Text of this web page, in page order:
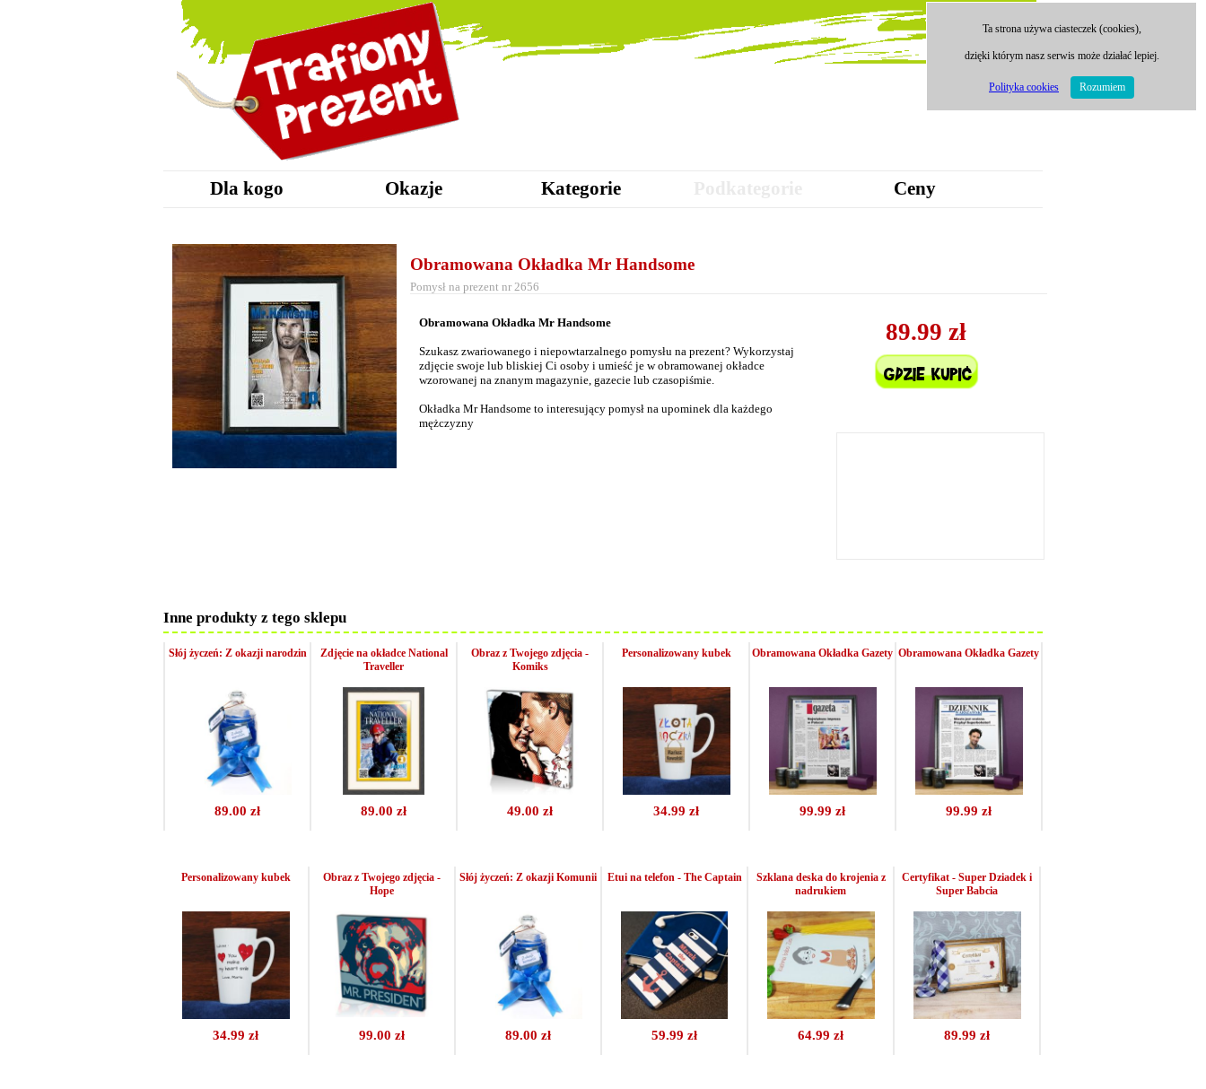
Dla kogo Okazje Kategorie Ceny
Obramowana Okładka Mr Handsome
Pomysł na prezent nr 2656
89.99 zł
Obramowana Okładka Mr Handsome
Szukasz zwariowanego i niepowtarzalnego pomysłu na prezent? Wykorzystaj
zdjęcie swoje lub bliskiej Ci osoby i umieść je w obramowanej okładce
wzorowanej na znanym magazynie, gazecie lub czasopiśmie.
Okładka Mr Handsome to interesujący pomysł na upominek dla każdego
mężczyzny
Inne produkty z tego sklepu
89.00 zł
Słój życzeń: Z okazji narodzin
89.00 zł
Zdjęcie na okładce National
Traveller
49.00 zł
Obraz z Twojego zdjęcia -
Komiks
34.99 zł
Personalizowany kubek
99.99 zł
Obramowana Okładka Gazety
99.99 zł
Obramowana Okładka Gazety
34.99 zł
Personalizowany kubek
99.00 zł
Obraz z Twojego zdjęcia -
Hope
89.00 zł
Słój życzeń: Z okazji Komunii
59.99 zł
Etui na telefon - The Captain
64.99 zł
Szklana deska do krojenia z
nadrukiem
89.99 zł
Certyfikat - Super Dziadek i
Super Babcia
Ta strona używa ciasteczek (cookies),
dzięki którym nasz serwis może działać lepiej.
Polityka cookies Rozumiem